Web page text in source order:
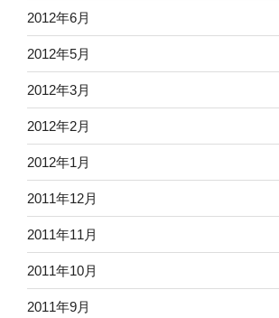
2012年6月
2012年5月
2012年3月
2012年2月
2012年1月
2011年12月
2011年11月
2011年10月
2011年9月